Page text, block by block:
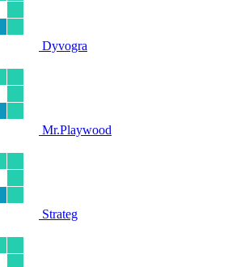
Dyvogra
Mr.Playwood
Strateg